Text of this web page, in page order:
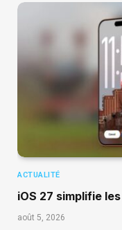
ACTUALITÉ
iOS 27 simplifie
août 5, 2026